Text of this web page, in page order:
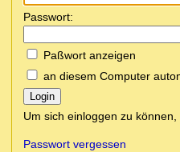
Passwort:
Paßwort anzeigen
an diesem Computer
Login
Um sich einloggen zu
Passwort vergessen